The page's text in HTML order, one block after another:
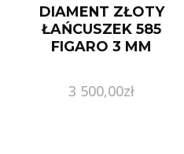
DIAMENT ZŁOTY
ŁAŃCUSZEK 585
FIGARO 3 MM
3 500,00zł